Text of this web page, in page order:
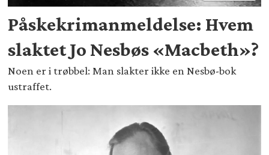
Påskekrimanmeldelse: Hvem
slaktet Jo Nesbøs «Macbeth»?
Noen er i trøbbel: Man slakter ikke en Nesbø-bok
ustraffet.